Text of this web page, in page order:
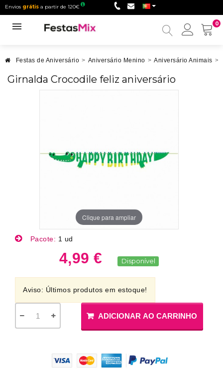
Envios grátis a partir de 120€
0
Minha
Festas de Aniversário > Aniversário Menino > Aniversário Animais >
Girnalda Crocodile feliz aniversário
Clique para ampliar
Pacote: 1 ud
4,99 € Disponível
Aviso: Últimos produtos em estoque!
ADICIONAR AO CARRINHO